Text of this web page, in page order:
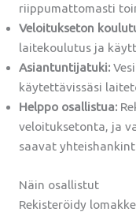
riippumattomasti
Veloitukseton
laitekoulutus ja
Asiantuntijatuki:
käytettävissäsi
Helppo osallistua:
veloituksetonta, ja
saavat
Näin osallistut
Rekisteröidy